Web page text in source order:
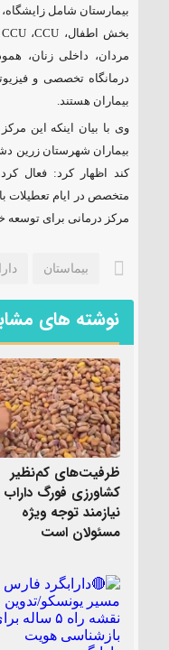
بیمارستان شامل
مردان، داخلی زنان،
درمانگاه تخصصی و
بیماران هستند.
بیماران شهرستان زرین
کند اظهار کرد: فعال
متخصص در ایام تعطیلات
مرکز درمانی برای
بیماستان
نوشته های
ظرفیت‌های کم‌نظیر
کشاورزی فورگ داراب
نیازمند توجه ویژه
مسئولان است